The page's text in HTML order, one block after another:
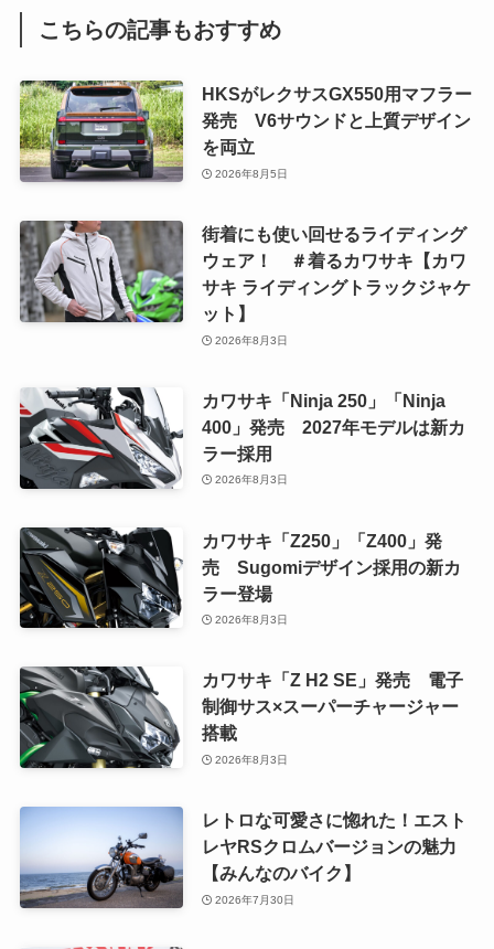
こちらの記事もおすすめ
HKSがレクサスGX550用マフラー
発売 V6サウンドと上質デザイン
を両立
2026年8月5日
街着にも使い回せるライディング
ウェア！ ＃着るカワサキ【カワ
サキ ライディングトラックジャケ
ット】
2026年8月3日
カワサキ「Ninja 250」「Ninja
400」発売 2027年モデルは新カ
ラー採用
2026年8月3日
カワサキ「Z250」「Z400」発
売 Sugomiデザイン採用の新カ
ラー登場
2026年8月3日
カワサキ「Z H2 SE」発売 電子
制御サス×スーパーチャージャー
搭載
2026年8月3日
レトロな可愛さに惚れた！エスト
レヤRSクロムバージョンの魅力
【みんなのバイク】
2026年7月30日